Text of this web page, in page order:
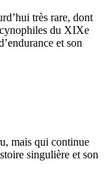
très rare, dont
du XIXe
et son
mais qui continue
singulière et son